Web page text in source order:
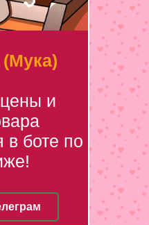
и
в боте по